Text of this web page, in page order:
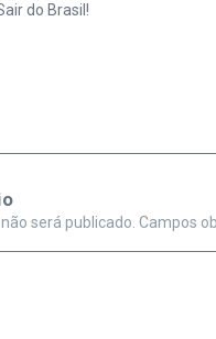
do Brasil!
será publicado. Campos